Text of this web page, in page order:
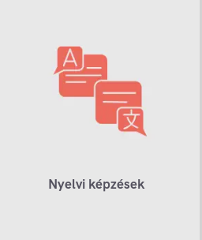
Nyelvi képzések